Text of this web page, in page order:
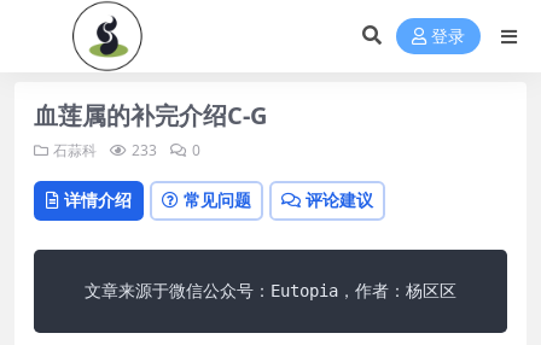
登录
血莲属的补完介绍C-G
石蒜科 233 0
详情介绍 常见问题 评论建议
文章来源于微信公众号：Eutopia，作者：杨区区